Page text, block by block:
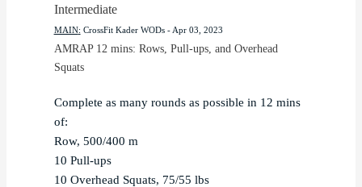
Intermediate
MAIN: CrossFit Kader WODs - Apr 03, 2023
AMRAP 12 mins: Rows, Pull-ups, and Overhead
Squats
Complete as many rounds as possible in 12 mins
of:
Row, 500/400 m
10 Pull-ups
10 Overhead Squats, 75/55 lbs